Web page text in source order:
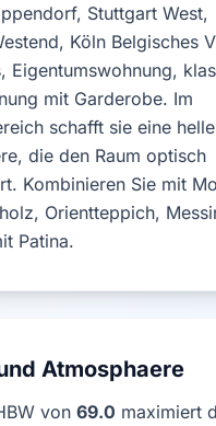
Stuttgart West,
Köln Belgisches
Eigentumswohnung,
mit Garderobe. Im
schafft sie eine
die den Raum optisch
Kombinieren Sie mit
Orientteppich,
Patina.
Atmosphaere
von 69.0 maximiert